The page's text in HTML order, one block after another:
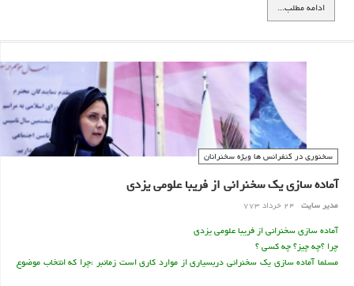
ادامه مطلب...
سخنوری در کنفرانس ها ويژه سخنرانان
آماده سازی یک سخنرانی از فریبا علومی یزدی
مدیر سایت 24 خرداد 773
آماده سازی سخنرانی از فریبا علومی یزدی
چرا ؟چه چیز؟ چه کسی ؟
مسلما آماده سازی یک سخنرانی دربسیاری از موارد کاری است زمانبر ،چرا که انتخاب موضوع